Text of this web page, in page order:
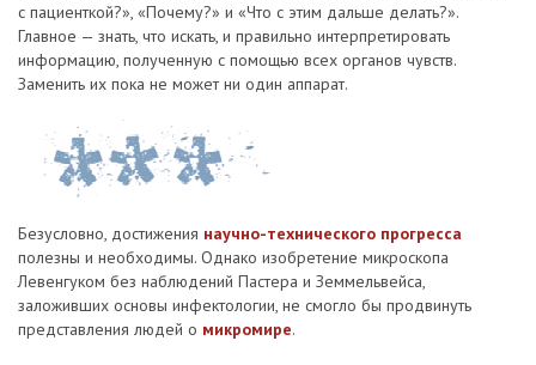
с пациенткой?», «Почему?» и «Что с этим дальше делать?».
Главное — знать, что искать, и правильно интерпретировать
информацию, полученную с помощью всех органов чувств.
Заменить их пока не может ни один аппарат.
Безусловно, достижения научно-технического прогресса
полезны и необходимы. Однако изобретение микроскопа
Левенгуком без наблюдений Пастера и Земмельвейса,
заложивших основы инфектологии, не смогло бы продвинуть
представления людей о микромире.